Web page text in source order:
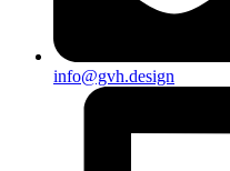
info@gvh.design